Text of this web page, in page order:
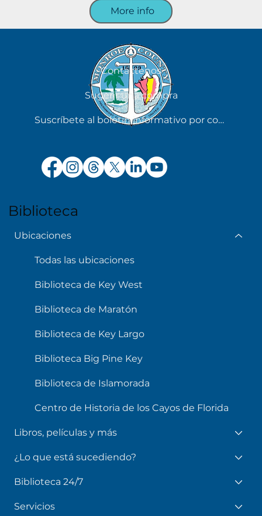
More info
Contáctenos
Sugerir una compra
Suscríbete al boletín informativo por correo electrónico
Biblioteca
Ubicaciones
Todas las ubicaciones
Biblioteca de Key West
Biblioteca de Maratón
Biblioteca de Key Largo
Biblioteca Big Pine Key
Biblioteca de Islamorada
Centro de Historia de los Cayos de Florida
Libros, películas y más
¿Lo que está sucediendo?
Biblioteca 24/7
Servicios